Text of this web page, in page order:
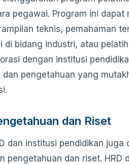
pegawai. Program ini dapat
teknis, pemahaman
di bidang industri, atau
dengan institusi
dan pengetahuan yang
dan Riset
dan institusi pendidikan juga
pengetahuan dan riset. HRD